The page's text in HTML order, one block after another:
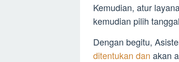
Kemudian, atur
kemudian pilih
Dengan begitu,
ditentukan dan akan